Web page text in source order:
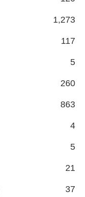
1,273
117
5
260
863
4
5
21
37